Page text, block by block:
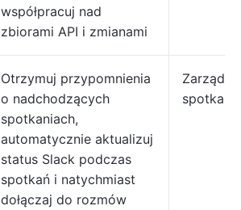
współpracuj nad
zbiorami API i zmianami
Otrzymuj przypomnienia
o nadchodzących
spotkaniach,
automatycznie aktualizuj
status Slack podczas
spotkań i natychmiast
dołączaj do rozmów